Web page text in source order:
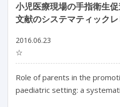
小児医療現場の手指衛生
文献のシステマティック
2016.06.23
☆
Role of parents in the
paediatric setting: a